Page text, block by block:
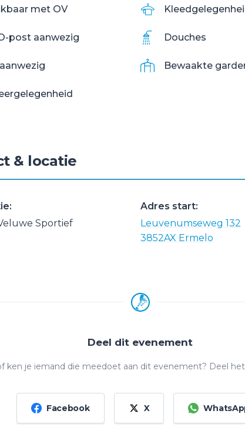
met OV
post aanwezig Douches
Bewaakte
& locatie
Sportief
Adres start:
Leuvenumseweg 132
3852AX Ermelo
Deel dit evenement
ken je iemand die meedoet aan dit evenement? Deel
Facebook X